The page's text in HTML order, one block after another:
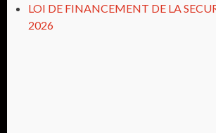
LOI DE FINANCEMENT DE LA
2026